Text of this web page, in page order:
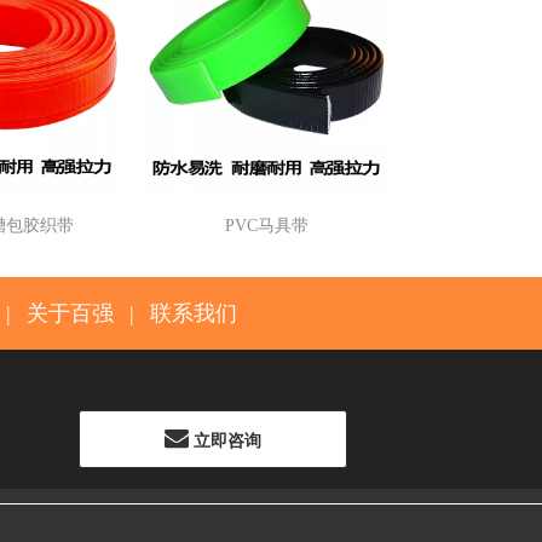
包胶织带 PVC马具带
| 关于百强 | 联系我们
立即咨询